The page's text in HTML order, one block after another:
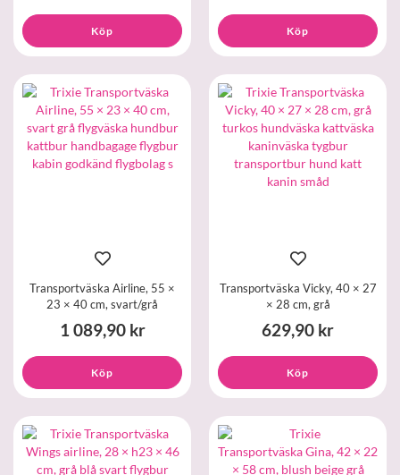
Köp Köp
Transportväska Airline, 55 ×
23 × 40 cm, svart/grå
1 089,90 kr
Köp
Transportväska Vicky, 40 × 27
× 28 cm, grå
629,90 kr
Köp